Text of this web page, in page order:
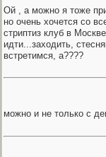
Ой , а можно я тоже
но очень хочется со
стриптиз клуб в
идти...заходить,
встретимся, а????
можно и не только с